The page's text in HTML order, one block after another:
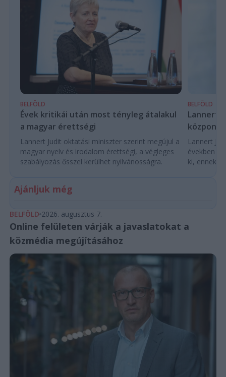
BELFÖLD
Évek kritikái után most tényleg átalakul
a magyar érettségi
Lannert Judit oktatási miniszter szerint megújul a
magyar nyelv és irodalom érettségi, a végleges
szabályozás ősszel kerülhet nyilvánosságra.
BELFÖLD
Lannert
Lannert
években
ki, ennek
Ajánljuk még
BELFÖLD 2026. augusztus 7.
Online felületen várják a javaslatokat a
közmédia megújításához